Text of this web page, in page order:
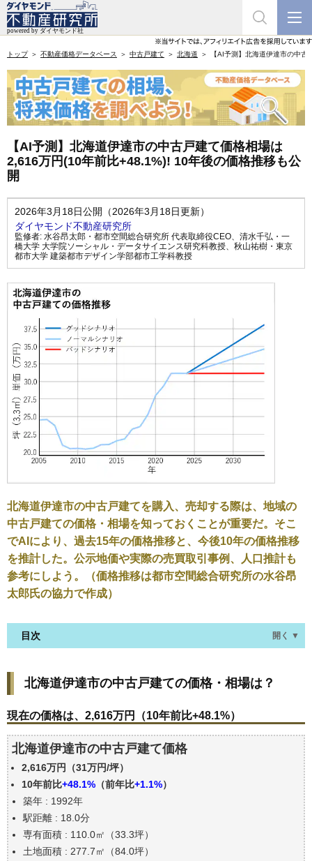
トップ 不動産価格データベース 中古戸建て 北海道 【AI予測】北海道伊達市の中
【AI予測】北海道伊達市の中古戸建て価格相場は
2,616万円(10年前比+48.1%)! 10年後の価格推移も公
開
2026年3月18日公開（2026年3月18日更新）
ダイヤモンド不動産研究所
監修者: 水谷昂太郎・都市空間総合研究所 代表取締役CEO、 清水千弘・一
橋大学 大学院ソーシャル・データサイエンス研究科教授、 秋山祐樹・東京
都市大学 建築都市デザイン学部都市工学科教授
北海道伊達市の中古戸建てを購入、売却する際は、地域の
中古戸建ての価格・相場を知っておくことが重要だ。そこ
でAIにより、過去15年の価格推移と、今後10年の価格推移
を推計した。公示地価や実際の売買取引事例、人口推計も
参考にしよう。（価格推移は都市空間総合研究所の水谷昂
太郎氏の協力で作成）
目次 開く ▼
現在の価格は、2,616万円（10年前比+48.1%）
価格を詳細に分析しよう
築年数で価格はどうなる？
北海道伊達市の中古戸建ての過去の売買事例
公示地価はいくら
エリアの将来性を人口予想から検討しよう
自分の年収でいくらの不動産が買える？
北海道伊達市の中古戸建ての価格・相場は？
現在の価格は、2,616万円（10年前比+48.1%）
北海道伊達市の中古戸建て価格
2,616万円（31万円/坪）
10年前比+48.1% （前年比+1.1%）
築年 : 1992年
駅距離 : 18.0分
専有面積 : 110.0㎡（33.3坪）
土地面積 : 277.7㎡（84.0坪）